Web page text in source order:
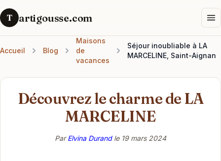
T artigousse.com
Accueil Blog
Maisons
de
vacances
Séjour inoubliable à LA
MARCELINE, Saint-Aignan
Découvrez le charme de LA
MARCELINE
ParElvina Durandle 19 mars 2024